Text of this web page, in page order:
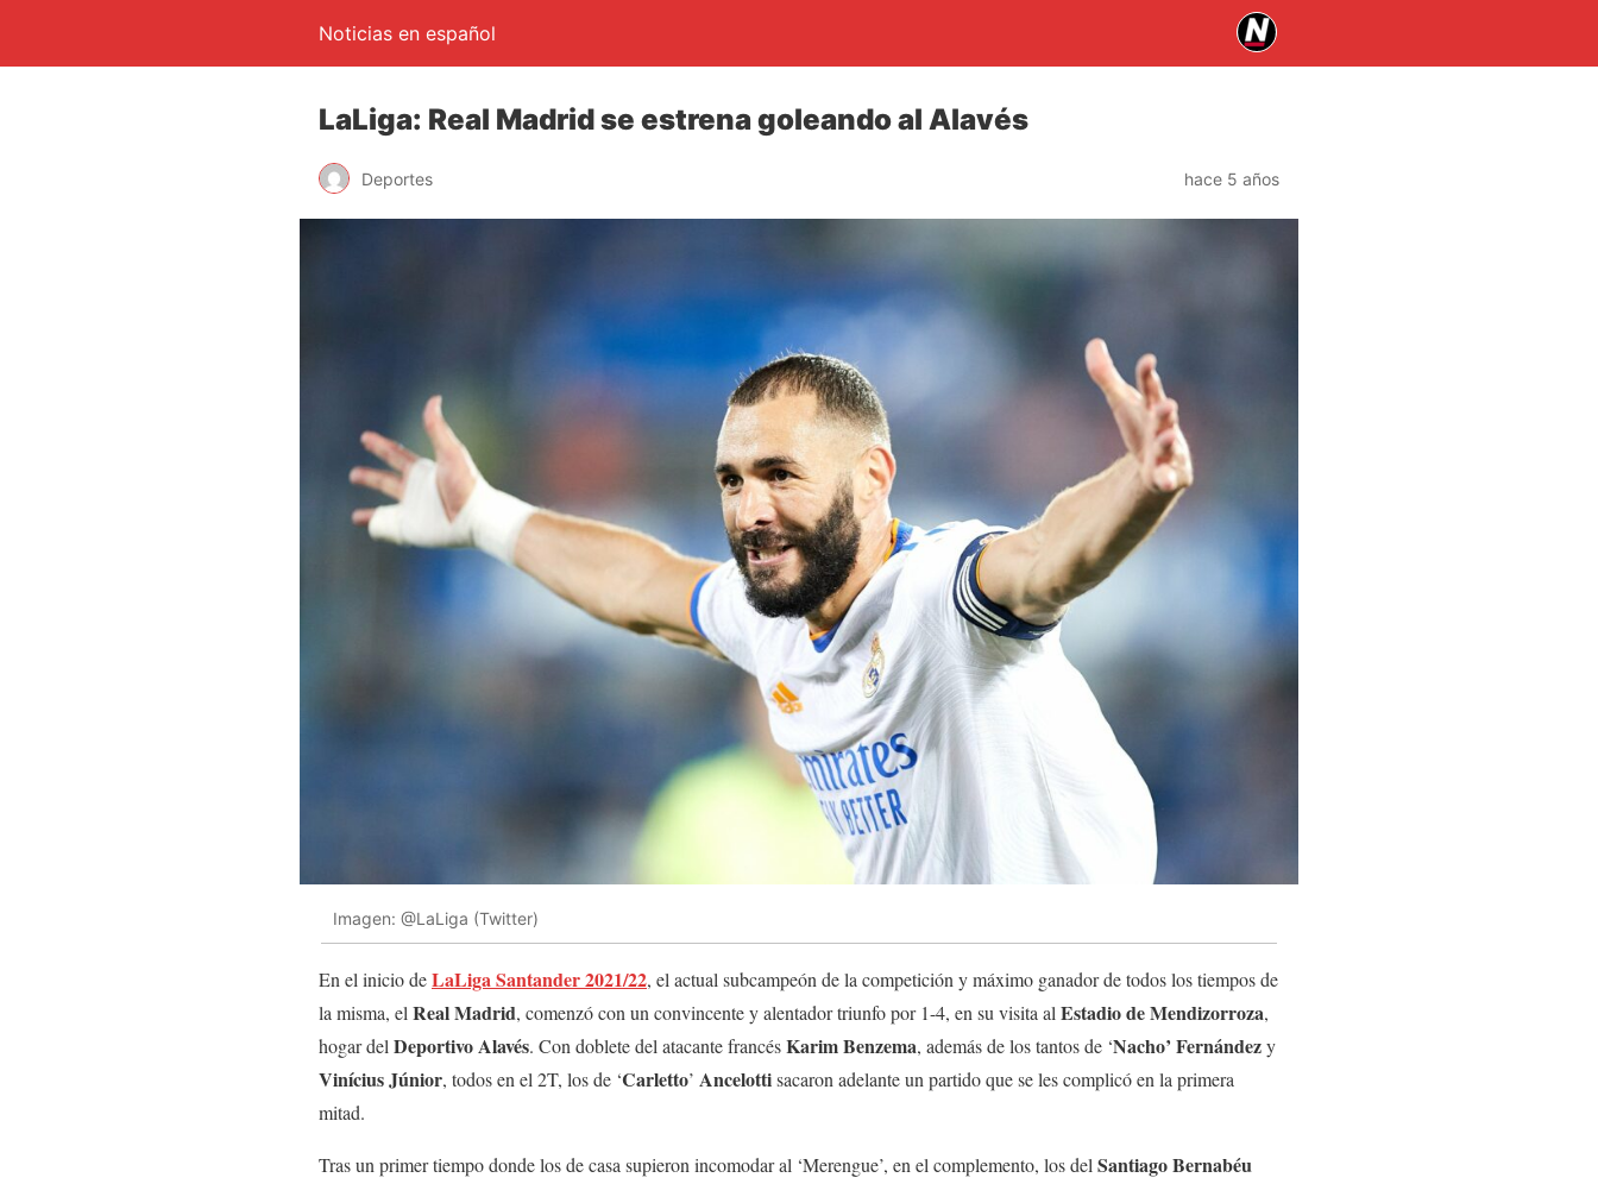
Noticias en español
LaLiga: Real Madrid se estrena goleando al Alavés
Deportes hace 5 años
Imagen: @LaLiga (Twitter)
En el inicio deLaLiga Santander 2021/22, el actual subcampeón de la competición y máximo ganador de todos los tiempos de
la misma, el RealMadrid, comenzó con un convincente y alentador triunfo por 1-4, en su visita al EstadiodeMendizorroza,
hogar del DeportivoAlavés. Con doblete del atacante francésKarimBenzema, además de los tantos de ‘Nacho’ Fernándezy
ViníciusJúnior, todos en el 2T, los de ‘Carletto’ Ancelottisacaron adelante un partido que se les complicó en la primera
mitad.
Tras un primer tiempo donde los de casa supieron incomodar al ‘Merengue’, en el complemento, los del SantiagoBernabéu